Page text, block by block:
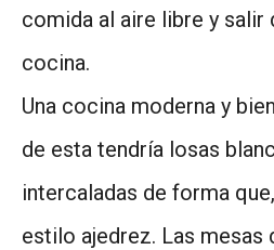
comida al aire libre y salir
cocina.
Una cocina moderna y
de esta tendría losas
intercaladas de forma
estilo ajedrez. Las mesas